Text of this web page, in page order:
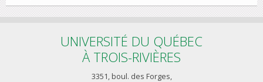
UNIVERSITÉ DU QUÉBEC
À TROIS-RIVIÈRES
3351, boul. des Forges,